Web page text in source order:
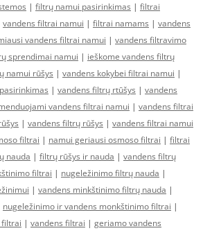
| filtrų namui pasirinkimas | filtrai
vandens filtrai namui | filtrai namams | vandens
vandens filtrai namui | vandens filtravimo
sprendimai namui | ieškome vandens filtrų
namui rūšys | vandens kokybei filtrai namui |
| vandens filtrų rtūšys | vandens
vandens filtrai namui | vandens filtrai
| vandens filtrų rūšys | vandens filtrai namui
filtrai | namui geriausi osmoso filtrai | filtrai
nauda | filtrų rūšys ir nauda | vandens filtrų
filtrai | nugeležinimo filtrų nauda |
| vandens minkštinimo filtrų nauda |
nugeležinimo ir vandens monkštinimo filtrai |
filtrai | vandens filtrai | geriamo vandens